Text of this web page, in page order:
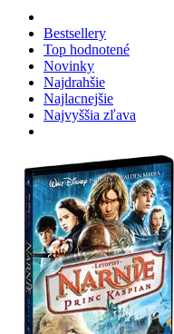
Bestsellery
Top hodnotené
Novinky
Najdrahšie
Najlacnejšie
Najvyššia zľava